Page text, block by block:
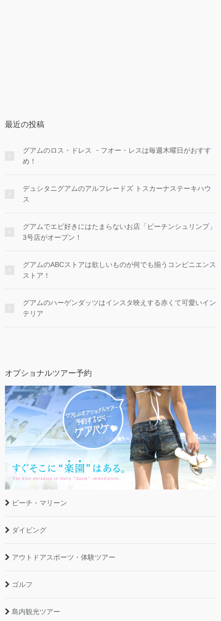
最近の投稿
グアムのロス・ドレス ・フオー・レスは毎週木曜日がおすす
め！
デュシタニグアムのアルフレードズ トスカーナステーキハウ
ス
グアムでエビ好きにはたまらないお店「ビーチンシュリンプ」
3号店がオープン！
グアムのABCストアは欲しいものが何でも揃うコンビニエンス
ストア！
グアムのハーゲンダッツはインスタ映えする赤くて可愛いイン
テリア
オプショナルツアー予約
ビーチ・マリーン
ダイビング
アウトドアスポーツ・体験ツアー
ゴルフ
島内観光ツアー